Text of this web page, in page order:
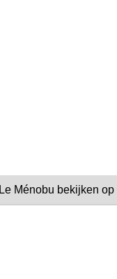
Le Ménobu bekijken